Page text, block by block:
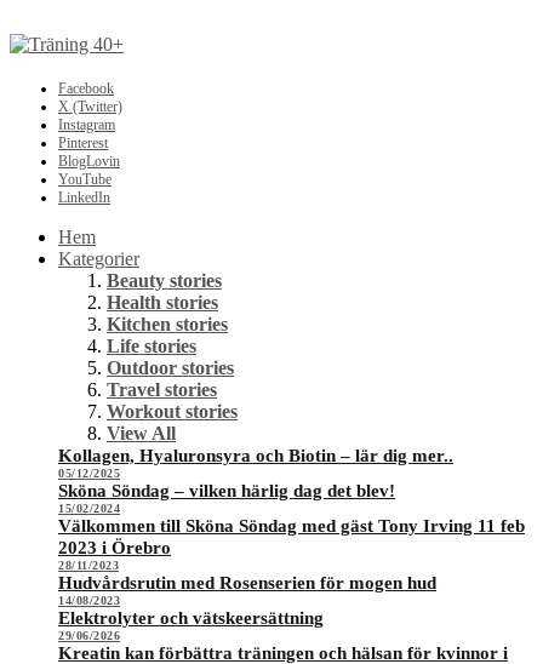
Facebook
X (Twitter)
Instagram
Pinterest
BlogLovin
YouTube
LinkedIn
Hem
Kategorier
Beauty stories
Health stories
Kitchen stories
Life stories
Outdoor stories
Travel stories
Workout stories
View All
Kollagen, Hyaluronsyra och Biotin – lär dig mer..
05/12/2025
Sköna Söndag – vilken härlig dag det blev!
15/02/2024
Välkommen till Sköna Söndag med gäst Tony Irving 11 feb
2023 i Örebro
28/11/2023
Hudvårdsrutin med Rosenserien för mogen hud
14/08/2023
Elektrolyter och vätskeersättning
29/06/2026
Kreatin kan förbättra träningen och hälsan för kvinnor i